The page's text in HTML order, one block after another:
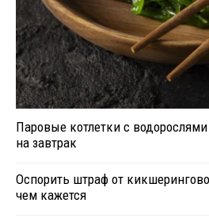
Паровые котлетки с
на завтрак
Оспорить штраф от
чем кажется